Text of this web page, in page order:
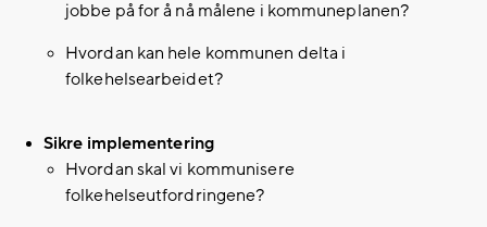
jobbe på for å nå målene i kommuneplanen?
Hvordan kan hele kommunen delta i
folkehelsearbeidet?
Sikre implementering
Hvordan skal vi kommunisere
folkehelseutfordringene?